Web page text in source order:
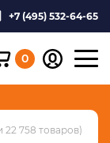
+7 (495) 532-64-65
0